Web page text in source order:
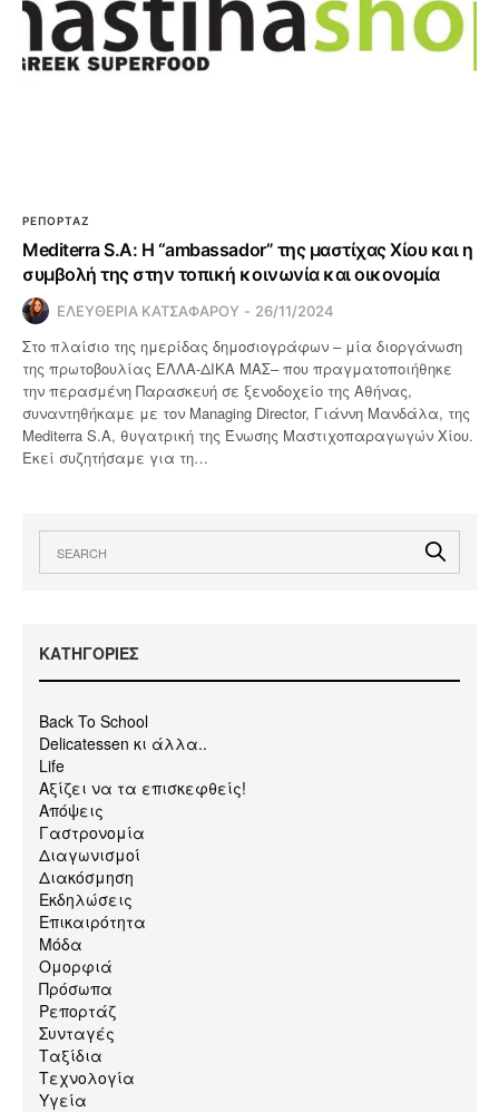
ΡΕΠΟΡΤΑΖ
Mediterra S.A: Η “ambassador” της μαστίχας Χίου και η
συμβολή της στην τοπική κοινωνία και οικονομία
ΕΛΕΥΘΕΡΙΑ ΚΑΤΣΑΦΑΡΟΥ 26/11/2024
Στο πλαίσιο της ημερίδας δημοσιογράφων – μία διοργάνωση
της πρωτοβουλίας ΕΛΛΑ-ΔΙΚΑ ΜΑΣ– που πραγματοποιήθηκε
την περασμένη Παρασκευή σε ξενοδοχείο της Αθήνας,
συναντηθήκαμε με τον Managing Director, Γιάννη Μανδάλα, της
Mediterra S.A, θυγατρική της Ένωσης Μαστιχοπαραγωγών Χίου.
Εκεί συζητήσαμε για τη…
KΑΤΗΓΟΡΙΕΣ
Back To School
Delicatessen κι άλλα..
Life
Αξίζει να τα επισκεφθείς!
Απόψεις
Γαστρονομία
Διαγωνισμοί
Διακόσμηση
Εκδηλώσεις
Επικαιρότητα
Μόδα
Ομορφιά
Πρόσωπα
Ρεπορτάζ
Συνταγές
Ταξίδια
Τεχνολογία
Υγεία